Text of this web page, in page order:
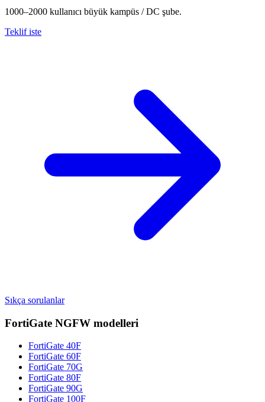
1000–2000 kullanıcı büyük kampüs / DC şube.
Teklif iste
Sıkça sorulanlar
FortiGate NGFW modelleri
FortiGate 40F
FortiGate 60F
FortiGate 70G
FortiGate 80F
FortiGate 90G
FortiGate 100F